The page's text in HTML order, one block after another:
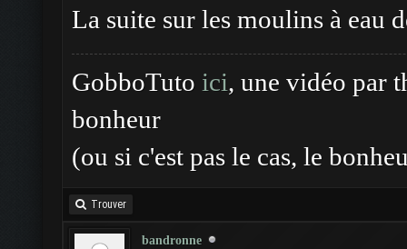
La suite sur les moulins à eau
GobboTuto ici, une vidéo par
bonheur
(ou si c'est pas le cas, le
Trouver
bandronne